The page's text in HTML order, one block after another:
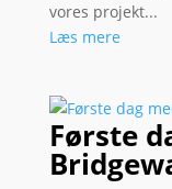
vores projekt...
Læs mere
Første